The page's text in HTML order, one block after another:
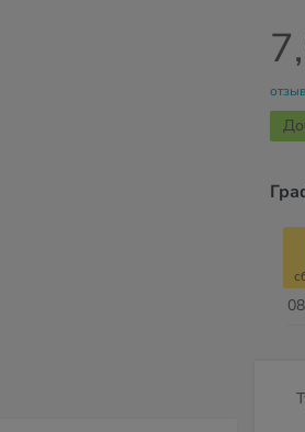
08